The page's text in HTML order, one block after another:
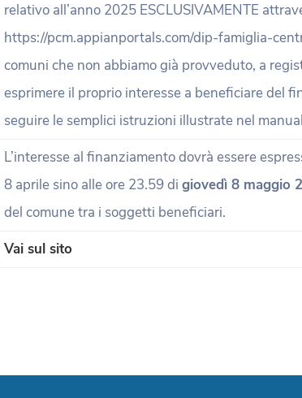
relativo all’anno 2025 ESCLUSIVAMENTE
https://pcm.appianportals.com/dip-famiglia-
comuni che non abbiamo già provveduto, a
esprimere il proprio interesse a beneficiare del
seguire le semplici istruzioni illustrate nel
L’interesse al finanziamento dovrà essere
8 aprile sino alle ore 23.59 digiovedì 8 maggio
del comune tra i soggetti beneficiari.
Vai sul sito